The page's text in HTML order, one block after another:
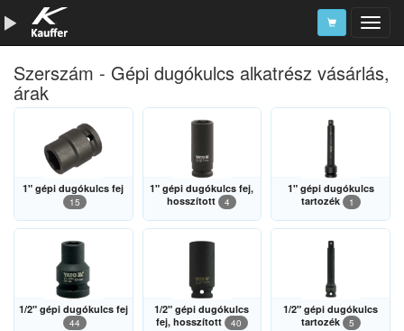
Szerszámkatalógus
Kosár
Alkatrészek
Szerszám - Gépi dugókulcs alkatrész vásárlás,
árak
1" gépi dugókulcs fej
15
1" gépi dugókulcs fej,
hosszított
4
1" gépi dugókulcs
tartozék
1
1/2" gépi dugókulcs fej
44
1/2" gépi dugókulcs
fej, hosszított
40
1/2" gépi dugókulcs
tartozék
5